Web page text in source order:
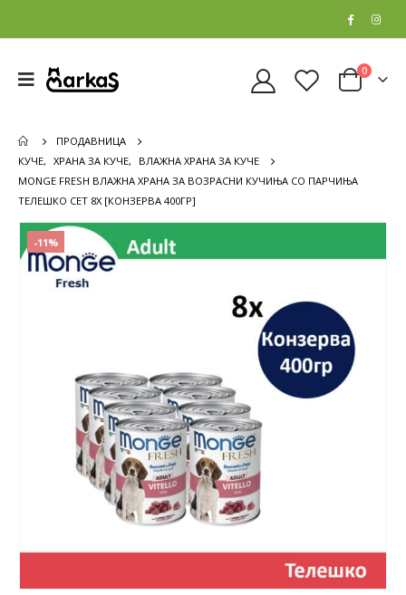
0
ПРОДАВНИЦА
КУЧЕ, ХРАНА ЗА КУЧЕ,
ВЛАЖНА ХРАНА ЗА КУЧЕ
MONGE FRESH ВЛАЖНА ХРАНА ЗА ВОЗРАСНИ КУЧИЊА СО ПАРЧИЊА
ТЕЛЕШКО СЕТ 8Х [КОНЗЕРВА 400ГР]
-11%